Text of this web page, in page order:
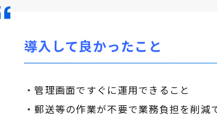
導入して良かったこと
・管理画面ですぐに運用できること
・郵送等の作業が不要で業務負担を削減